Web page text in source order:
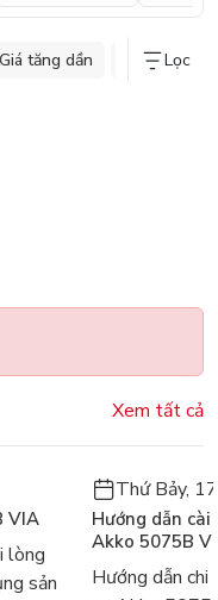
Giá tăng dần Giá giảm dần
Lọc
Xem tất cả
VIA
lòng
sản
Thứ Bảy,
Hướng dẫn
Akko 5075B
Hướng dẫn